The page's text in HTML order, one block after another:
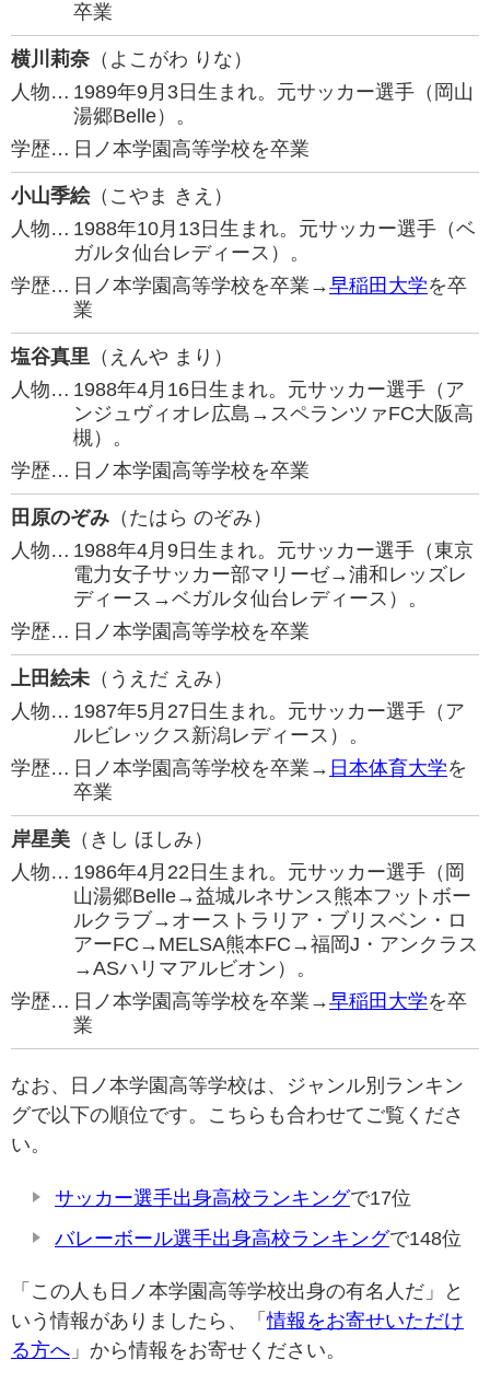
卒業
横川莉奈 （よこがわ りな）
人物… 1989年9月3日生まれ。元サッカー選手（岡山
湯郷Belle）。
学歴… 日ノ本学園高等学校を卒業
小山季絵（こやま きえ）
人物… 1988年10月13日生まれ。元サッカー選手（ベ
ガルタ仙台レディース）。
学歴… 日ノ本学園高等学校を卒業→早稲田大学を卒
業
塩谷真里 （えんや まり）
人物… 1988年4月16日生まれ。元サッカー選手（ア
ンジュヴィオレ広島→スペランツァFC大阪高
槻）。
学歴… 日ノ本学園高等学校を卒業
田原のぞみ （たはら のぞみ）
人物… 1988年4月9日生まれ。元サッカー選手（東京
電力女子サッカー部マリーゼ→浦和レッズレ
ディース→ベガルタ仙台レディース）。
学歴… 日ノ本学園高等学校を卒業
上田絵未 （うえだ えみ）
人物… 1987年5月27日生まれ。元サッカー選手（ア
ルビレックス新潟レディース）。
学歴… 日ノ本学園高等学校を卒業→ 日本体育大学を
卒業
岸星美 （きし ほしみ）
人物… 1986年4月22日生まれ。元サッカー選手（岡
山湯郷Belle→益城ルネサンス熊本フットボー
ルクラブ→オーストラリア・ブリスベン・ロ
アーFC→MELSA熊本FC→福岡J・アンクラス
→ASハリマアルビオン）。
学歴… 日ノ本学園高等学校を卒業→早稲田大学を卒
業
なお、日ノ本学園高等学校は、ジャンル別ランキン
グで以下の順位です。こちらも合わせてご覧くださ
い。
サッカー選手出身高校ランキングで17位
バレーボール選手出身高校ランキングで148位
「この人も日ノ本学園高等学校出身の有名人だ」と
いう情報がありましたら、「情報をお寄せいただけ
る方へ 」から情報をお寄せください。